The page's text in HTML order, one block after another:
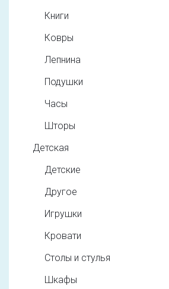
Книги
Ковры
Лепнина
Подушки
Часы
Шторы
Детская
Детские
Другое
Игрушки
Кровати
Столы и стулья
Шкафы